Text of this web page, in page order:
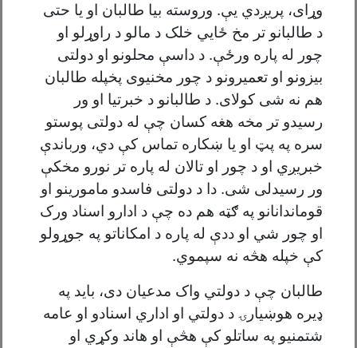
وړاى، پريږدي يې. وروسته بيا طالبان او يا حتى
د طالبانو تر مخ ځايي خلک د مالو د راوړلو او
چور له پاره ورځې. د داسې محلونو او دولتی
بیزونو او تعمیرونو د چور مخنیوی پخپله طالبان
هم نه شی کولای. د طالبانو د خبرتیا او ور
رسیدو تر مخه هغه کسان چې له دولتی پوستو
سره په پټ او یا ښکاره تماس کې دي، ورباندې
خبریږي او د چور او تالان له پاره تر نورو مخکې
ور رسیدلی شی. دا د دولتی فاسدو مامورینو او
قوماندانانو په ګټه هم ده چې د ادارو اسناد ورک
او چور شي او ددې له پاره د امکاناتو په جوړولو
کې خپله هڅه نه سپموي.
طالبان چې د دولتي واک مدعیان دی، باید په
ډیره هوښیارۍ د دولتي او اداري اسنادو او عامه
شتمنیو په ساتلو کې هڅې او هاند وکړي او